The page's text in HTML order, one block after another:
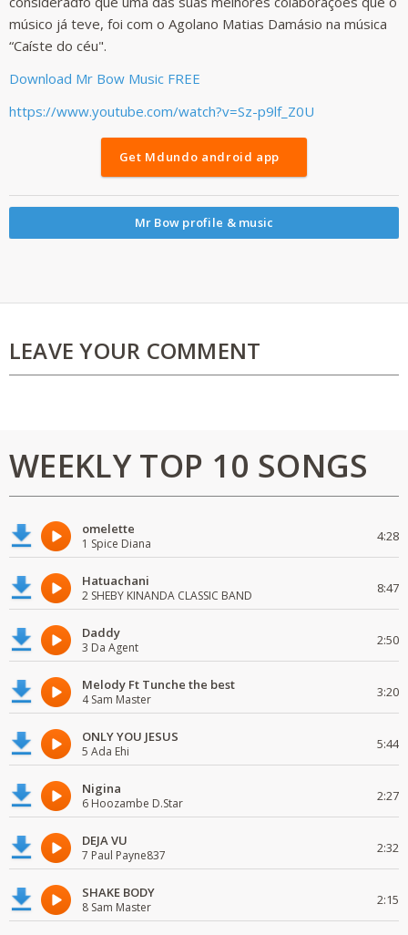
músico já teve, foi com o Agolano Matias Damásio na música
“Caíste do céu".
Download Mr Bow Music FREE
https://www.youtube.com/watch?v=Sz-p9lf_Z0U
Get Mdundo android app
Mr Bow profile & music
LEAVE YOUR COMMENT
WEEKLY TOP 10 SONGS
omelette
1 Spice Diana 4:28
Hatuachani
2 SHEBY KINANDA CLASSIC BAND 8:47
Daddy
3 Da Agent 2:50
Melody Ft Tunche the best
4 Sam Master 3:20
ONLY YOU JESUS
5 Ada Ehi 5:44
Nigina
6 Hoozambe D.Star 2:27
DEJA VU
7 Paul Payne837 2:32
SHAKE BODY
8 Sam Master 2:15